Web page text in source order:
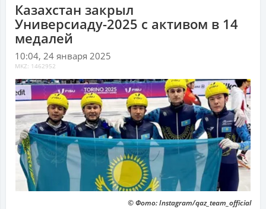
Казахстан закрыл
Универсиаду-2025 с активом в 14
медалей
10:04, 24 января 2025
MKZ: 1462952
© Фото: Instagram/qaz_team_official